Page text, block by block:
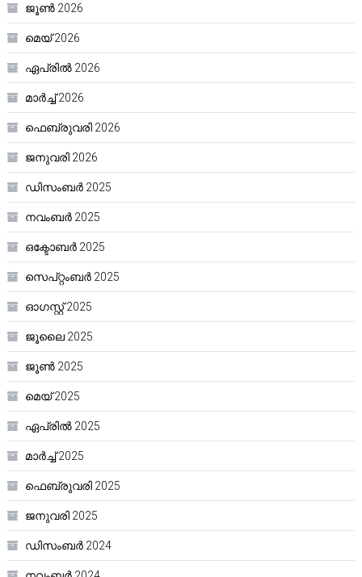
ജൂൺ 2026
മെയ്‌ 2026
ഏപ്രിൽ 2026
മാർച്ച്‌ 2026
ഫെബ്രുവരി 2026
ജനുവരി 2026
ഡിസംബർ 2025
നവംബർ 2025
ഒക്ടോബർ 2025
സെപ്റ്റംബർ 2025
ഓഗസ്റ്റ്‌ 2025
ജൂലൈ 2025
ജൂൺ 2025
മെയ്‌ 2025
ഏപ്രിൽ 2025
മാർച്ച്‌ 2025
ഫെബ്രുവരി 2025
ജനുവരി 2025
ഡിസംബർ 2024